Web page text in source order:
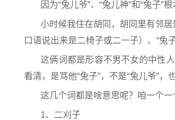
因为“兔儿爷”、“兔儿神”和“兔子”
小时候我住在胡同，胡同里有邻
口语说出来是二椅子或二一子）、“兔子
这俩词都是形容不男不女的中性
看清，是骂他“兔子”，不是“兔儿爷”，
这几个词都是啥意思呢？咱一个一
1、二刈子